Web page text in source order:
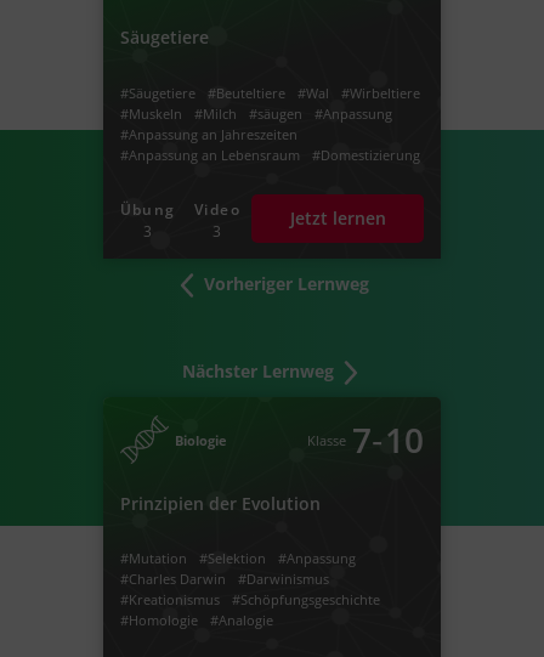
Vorheriger Lernweg
Säugetiere
#Säugetiere #Beuteltiere #Wal
#Wirbeltiere
#Muskeln
#Milch #säugen
#Anpassung
#Anpassung an Jahreszeiten
#Anpassung an Lebensraum
#Domestizierung
Übung
3
Video
3
Jetzt lernen
Nächster Lernweg
Biologie Klasse 7‐10
Prinzipien der Evolution
#Mutation #Selektion
#Anpassung
#Charles Darwin
#Darwinismus
#Kreationismus
#Schöpfungsgeschichte
#Homologie
#Analogie